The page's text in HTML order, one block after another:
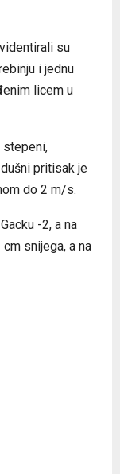
su
i jednu
licem u
stepeni,
pritisak je
do 2 m/s.
-2, a na
snijega, a na